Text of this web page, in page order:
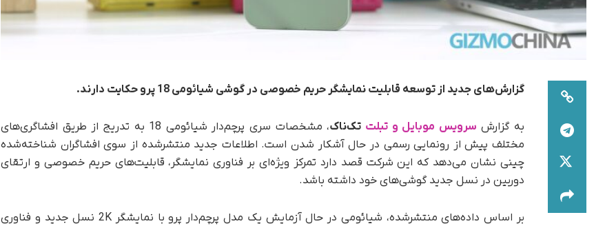
گزارش‌های جدید از توسعه قابلیت نمایشگر حریم خصوصی در گوشی شیائومی 18 پرو حکایت دارند.
به گزارش سرویس موبایل و تبلت تک‌ناک
، مشخصات سری پرچم‌دار شیائومی 18 به‌ تدریج از طریق افشاگری‌های
مختلف پیش از رونمایی رسمی در حال آشکار شدن است. اطلاعات جدید منتشرشده از سوی افشاگران شناخته‌شده
چینی نشان می‌دهد که این شرکت قصد دارد تمرکز ویژه‌ای بر فناوری نمایشگر، قابلیت‌های حریم خصوصی و ارتقای
دوربین در نسل جدید گوشی‌های خود داشته باشد.
بر اساس داده‌های منتشرشده، شیائومی در حال آزمایش یک مدل پرچم‌دار پرو با نمایشگر 2K نسل جدید و فناوری